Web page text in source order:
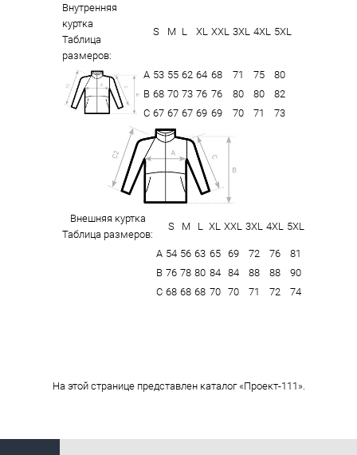
Внутренняя
куртка
Таблица
размеров:
S M L XL XXL 3XL 4XL 5XL
А 53 55 62 64 68 71 75
80
В 68 70 73 76 76 80 80
82
С 67 67 67 69 69 70 71 73
Внешняя куртка
Таблица размеров:
S M L XL XXL 3XL 4XL 5XL
А 54 56 63 65 69 72 76
81
В 76 78 80 84 84 88 88
90
С 68 68 68 70 70 71 72 74
На этой странице представлен каталог «Проект-111».